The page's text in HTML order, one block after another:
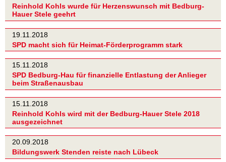
Reinhold Kohls wurde für Herzenswunsch mit Bedburg-
Hauer Stele geehrt
19.11.2018
SPD macht sich für Heimat-Förderprogramm stark
15.11.2018
SPD Bedburg-Hau für finanzielle Entlastung der Anlieger
beim Straßenausbau
15.11.2018
Reinhold Kohls wird mit der Bedburg-Hauer Stele 2018
ausgezeichnet
20.09.2018
Bildungswerk Stenden reiste nach Lübeck